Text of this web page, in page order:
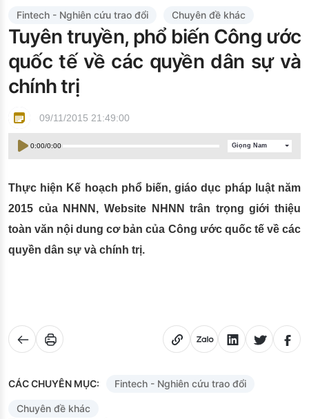
Đào tạo ISO
Fintech - Nghiên cứu trao đổi Chuyên đề khác
Tuyên truyền, phổ biến Công ước
quốc tế về các quyền dân sự và
chính trị
09/11/2015 21:49:00
0:00/0:00 Giọng Nam
Thực hiện Kế hoạch phổ biến, giáo dục pháp luật năm
2015 của NHNN, Website NHNN trân trọng giới thiệu
toàn văn nội dung cơ bản của Công ước quốc tế về các
quyền dân sự và chính trị.
CÁC CHUYÊN MỤC: Fintech - Nghiên cứu trao đổi
Chuyên đề khác